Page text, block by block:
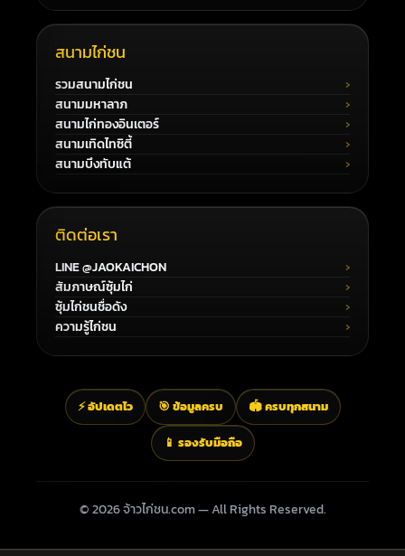
สนามไก่ชน
รวมสนามไก่ชน
สนามมหาลาภ
สนามไก่ทองอินเตอร์
สนามเทิดไทซิตี้
สนามบึงทับแต้
ติดต่อเรา
LINE @JAOKAICHON
สัมภาษณ์ซุ้มไก่
ซุ้มไก่ชนชื่อดัง
ความรู้ไก่ชน
⚡ อัปเดตไว 🎯 ข้อมูลครบ 🏟️ ครบทุกสนาม
📱 รองรับมือถือ
© 2026 จ้าวไก่ชน.com — All Rights Reserved.